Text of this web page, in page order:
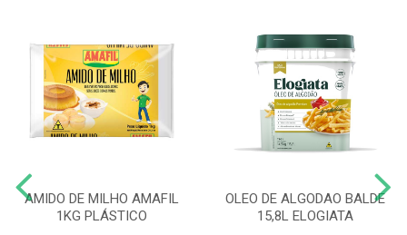
AMIDO DE MILHO AMAFIL
1KG PLÁSTICO
OLEO DE ALGODAO BALDE
15,8L ELOGIATA